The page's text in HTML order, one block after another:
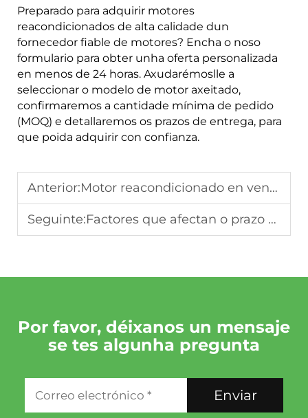
Preparado para adquirir motores
reacondicionados de alta calidade dun
fornecedor fiable de motores? Encha o noso
formulario para obter unha oferta personalizada
en menos de 24 horas. Axudarémoslle a
seleccionar o modelo de motor axeitado,
confirmaremos a cantidade mínima de pedido
(MOQ) e detallaremos os prazos de entrega, para
que poida adquirir con confianza.
Anterior:Motor reacondicionado en venda en Europa: Guía para compradores B2B (2026)
Seguinte:Factores que afectan o prazo de entrega dos motores reacondicionados: Producción, Envío e Vantaxe das Pedidos por grosos
Por favor, déixanos un mensaje
se tes algunha pregunta
Enviar